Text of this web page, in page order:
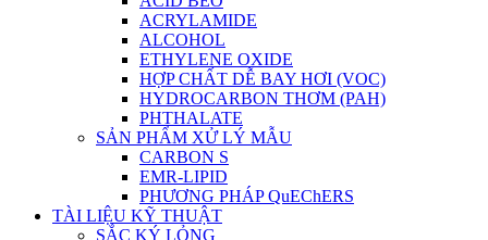
ACRYLAMIDE
ALCOHOL
ETHYLENE OXIDE
HỢP CHẤT DỄ BAY HƠI (VOC)
HYDROCARBON THƠM (PAH)
PHTHALATE
SẢN PHẨM XỬ LÝ MẪU
CARBON S
EMR-LIPID
PHƯƠNG PHÁP QuEChERS
TÀI LIỆU KỸ THUẬT
SẮC KÝ LỎNG